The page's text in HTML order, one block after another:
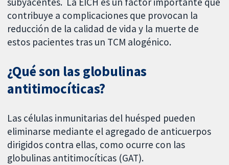
contribuye a complicaciones que provocan la
reducción de la calidad de vida y la muerte de
estos pacientes tras un TCM alogénico.
¿Qué son las globulinas
antitimocíticas?
Las células inmunitarias del huésped pueden
eliminarse mediante el agregado de anticuerpos
dirigidos contra ellas, como ocurre con las
globulinas antitimocíticas (GAT).